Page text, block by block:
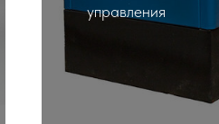
управления